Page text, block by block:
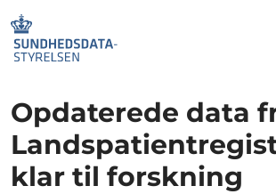
Opdaterede data
klar til forskning